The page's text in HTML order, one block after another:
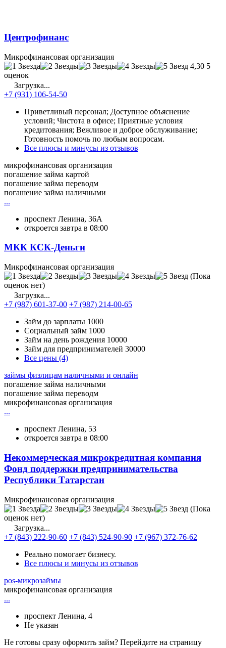
Центрофинанс
Микрофинансовая организация
4,30 5
оценок
Загрузка...
+7 (931) 106-54-50
Приветливый персонал; Доступное объяснение
условий; Чистота в офисе; Приятные условия
кредитования; Вежливое и доброе обслуживание;
Готовность помочь по любым вопросам.
Все плюсы и минусы из отзывов
микрофинансовая организация
погашение займа картой
погашение займа переводм
погашение займа наличными
...
проспект Ленина, 36А
откроется завтра в 08:00
МКК КСК-Деньги
Микрофинансовая организация
(Пока
оценок нет)
Загрузка...
+7 (987) 601-37-00 +7 (987) 214-00-65
Займ до зарплаты 1000
Социальный займ 1000
Займ на день рождения 10000
Займ для предпринимателей 30000
Все цены (4)
займы физлицам наличными и онлайн
погашение займа наличными
погашение займа переводм
микрофинансовая организация
...
проспект Ленина, 53
откроется завтра в 08:00
Некоммерческая микрокредитная компания
Фонд поддержки предпринимательства
Республики Татарстан
Микрофинансовая организация
(Пока
оценок нет)
Загрузка...
+7 (843) 222-90-60 +7 (843) 524-90-90 +7 (967) 372-76-62
Реально помогает бизнесу.
Все плюсы и минусы из отзывов
pos-микрозаймы
микрофинансовая организация
...
проспект Ленина, 4
Не указан
Не готовы сразу оформить займ? Перейдите на страницу